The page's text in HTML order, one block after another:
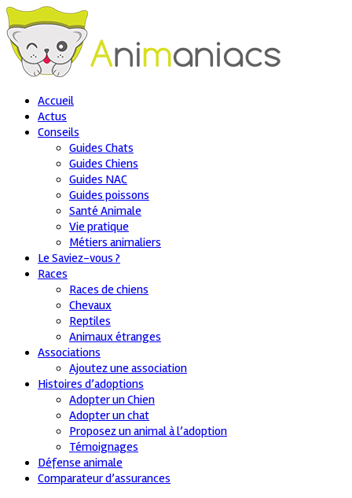
Accueil
Actus
Conseils
Guides Chats
Guides Chiens
Guides NAC
Guides poissons
Santé Animale
Vie pratique
Métiers animaliers
Le Saviez-vous ?
Races
Races de chiens
Chevaux
Reptiles
Animaux étranges
Associations
Ajoutez une association
Histoires d’adoptions
Adopter un Chien
Adopter un chat
Proposez un animal à l’adoption
Témoignages
Défense animale
Comparateur d’assurances